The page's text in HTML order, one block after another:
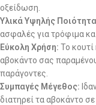
οξείδωση.
Υλικά Υψηλής
ασφαλές για τρόφιμα
Εύκολη Χρήση: Το κουτί
αβοκάντο σας
παράγοντες.
Συμπαγές Μέγεθος:
διατηρεί τα αβοκάντο